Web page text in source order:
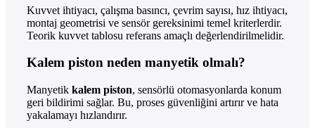
Kuvvet ihtiyacı, çalışma basıncı, çevrim sayısı, hız ihtiyacı,
montaj geometrisi ve sensör gereksinimi temel kriterlerdir.
Teorik kuvvet tablosu referans amaçlı değerlendirilmelidir.
Kalem piston neden manyetik olmalı?
Manyetik kalem piston, sensörlü otomasyonlarda konum
geri bildirimi sağlar. Bu, proses güvenliğini artırır ve hata
yakalamayı hızlandırır.